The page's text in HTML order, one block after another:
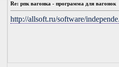
Re: рпк вагонка - программа для вагонок
http://allsoft.ru/software/